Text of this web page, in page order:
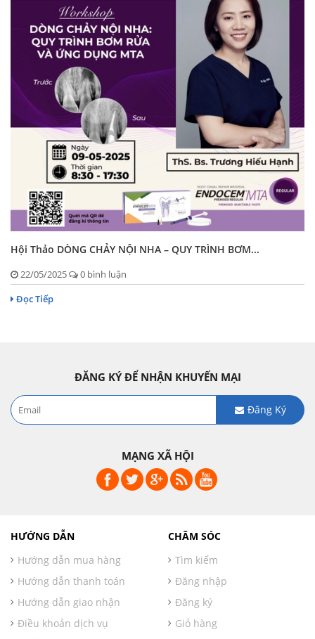
Hội Thảo DÒNG CHẢY NỘI NHA – QUY TRÌNH BƠM...
22/05/2025
0 bình luận
Đọc Tiếp
ĐĂNG KÝ ĐỂ NHẬN KHUYẾN MẠI
Đăng Ký
MẠNG XÃ HỘI
HƯỚNG DẪN
Hướng dẫn mua hàng
Hướng dẫn thanh toán
Hướng dẫn giao nhận
Điều khoản dịch vụ
CHĂM SÓC
Tìm kiếm
Đăng nhập
Đăng ký
Giỏ hàng